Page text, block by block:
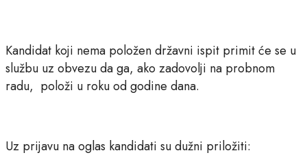
Kandidat koji nema položen državni ispit primit će se u
službu uz obvezu da ga, ako zadovolji na probnom
radu, položi u roku od godine dana.
Uz prijavu na oglas kandidati su dužni priložiti: